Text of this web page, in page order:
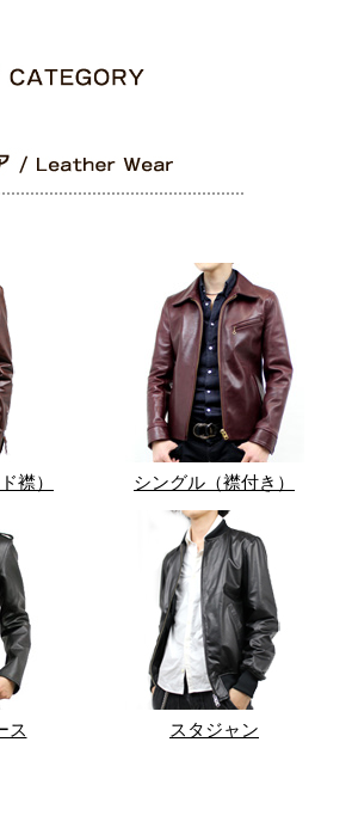
襟） シングル（襟付き）
ス スタジャン